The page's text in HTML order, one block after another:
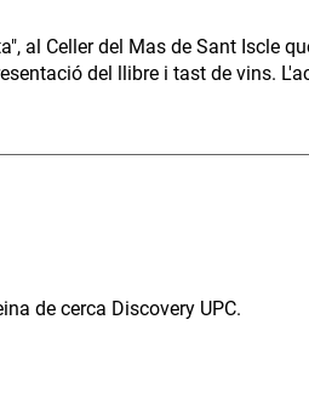
al Celler del Mas de Sant Iscle
del llibre i tast de vins.
de cerca Discovery UPC.